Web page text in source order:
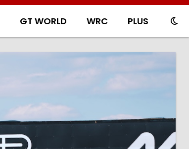
GT WORLD WRC PLUS